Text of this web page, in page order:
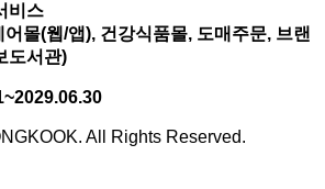
비스
몰(웹/앱), 건강식품몰, 도매주문, 브랜
도서관)
All Rights Reserved.